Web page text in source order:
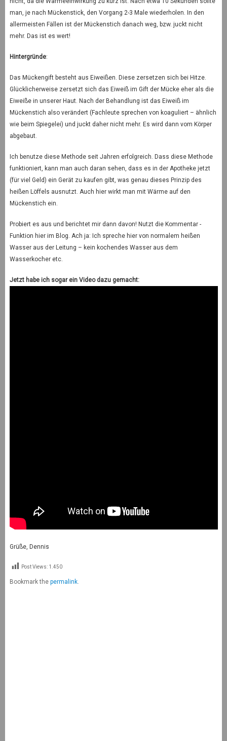
man, je nach Mückenstick, den Vorgang 2-3 Male wiederholen. In den
allermeisten Fällen ist der Mückenstich danach weg, bzw. juckt nicht
mehr. Das ist es wert!
Hintergründe:
Das Mückengift besteht aus Eiweißen. Diese zersetzen sich bei Hitze.
Glücklicherweise zersetzt sich das Eiweiß im Gift der Mücke eher als die
Eiweiße in unserer Haut. Nach der Behandlung ist das Eiweiß im
Mückenstich also verändert (Fachleute sprechen von koaguliert – ähnlich
wie beim Spiegelei) und juckt daher nicht mehr. Es wird dann vom Körper
abgebaut.
Ich benutze diese Methode seit Jahren erfolgreich. Dass diese Methode
funktioniert, kann man auch daran sehen, dass es in der Apotheke jetzt
(für viel Geld) ein Gerät zu kaufen gibt, was genau dieses Prinzip des
heißen Löffels ausnutzt. Auch hier wirkt man mit Wärme auf den
Mückenstich ein.
Probiert es aus und berichtet mir dann davon! Nutzt die Kommentar -
Funktion hier im Blog. Ach ja: Ich spreche hier von normalem heißen
Wasser aus der Leitung – kein kochendes Wasser aus dem
Wasserkocher etc.
Jetzt habe ich sogar ein Video dazu gemacht:
Grüße, Dennis
Post Views: 1.450
Bookmark the permalink.